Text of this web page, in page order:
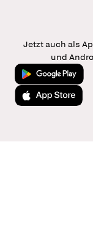
Jetzt auch als
und
Jetzt bei Google
Laden im App